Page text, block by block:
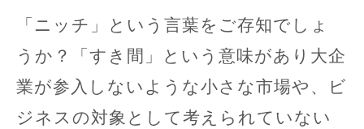
「ニッチ」という言葉をご存知でしょ
うか？「すき間」という意味があり大企
業が参入しないような小さな市場や、ビ
ジネスの対象として考えられていない